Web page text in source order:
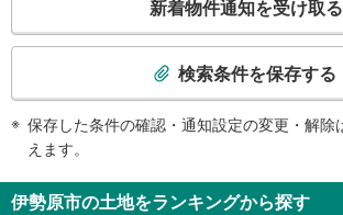
検
知
を
新着物件通知を受け取る
検索条件を保存する
保存した条件の確認・通知設定の変更・解除
えます。
伊勢原市の土地をランキングから探す